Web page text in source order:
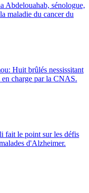
Abdelouahab, sénologue,
maladie du cancer du
Huit brûlés nessissitant
charge par la CNAS.
fait le point sur les défis
d'Alzheimer.